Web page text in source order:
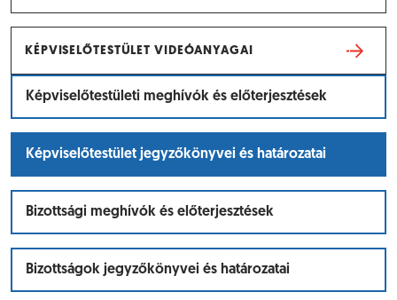
KÉPVISELŐTESTÜLET VIDEÓANYAGAI
Képviselőtestületi meghívók és előterjesztések
Képviselőtestület jegyzőkönyvei és határozatai
Bizottsági meghívók és előterjesztések
Bizottságok jegyzőkönyvei és határozatai